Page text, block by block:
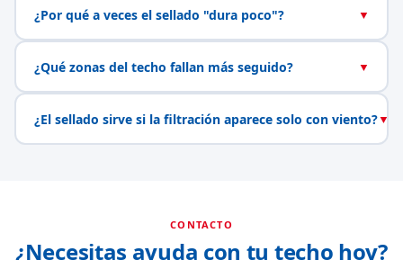
¿Por qué a veces el sellado "dura poco"? ▼
¿Qué zonas del techo fallan más seguido? ▼
¿El sellado sirve si la filtración aparece solo con viento?▼
CONTACTO
¿Necesitas ayuda con tu techo hoy?